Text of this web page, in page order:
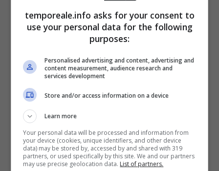
portasse sotto casa il tredicenne da “punire”.
Qualche giorno or sono il tredicenne, mentre
cittadino, ha casualmente incontrato il
sedicenne che lo ha aggredito brutalmente
con calci e pugni, provocandogli la “frattura
delle ossa nasali con deviazione del setto ed
emorragia sottorbitaria”.
Il ragazzino, supportato dai genitori, ha
temporeale.info asks for your consent to
use your personal data for the following
purposes:
Personalised advertising and content, advertising and
content measurement, audience research and
services development
Store and/or access information on a device
Learn more
Your personal data will be processed and information from
your device (cookies, unique identifiers, and other device
data) may be stored by, accessed by and shared with 319
partners, or used specifically by this site. We and our partners
may use precise geolocation data. List of partners.